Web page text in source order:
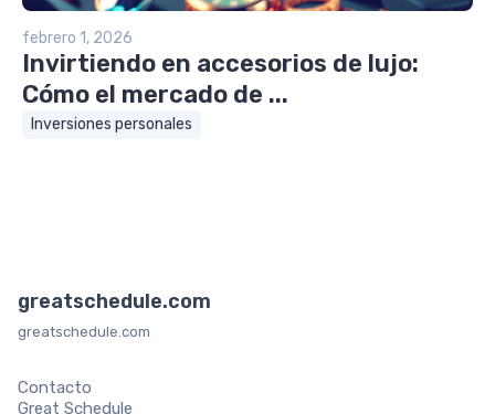
febrero 1, 2026
Invirtiendo en accesorios de lujo:
Cómo el mercado de ...
Inversiones personales
greatschedule.com
greatschedule.com
Contacto
Great Schedule